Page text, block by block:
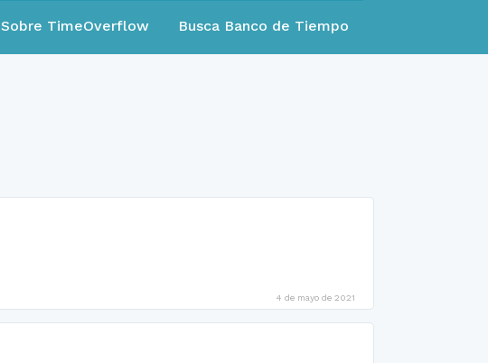
Sobre TimeOverflow Busca Banco de Tiempo
4 de mayo de 2021